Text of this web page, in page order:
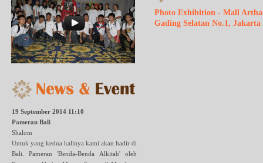
19 September 2014 11:10
Pameran Bali
Shalom
Untuk yang kedua kalinya kami akan hadir di
Bali. Pameran 'Benda-Benda Alkitab' oleh
Photo Exhibition - Mall
Gading Selatan No.1,